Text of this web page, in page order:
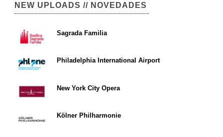
NEW UPLOADS // NOVEDADES
Sagrada Familia
Philadelphia International Airport
New York City Opera
Kölner Philharmonie